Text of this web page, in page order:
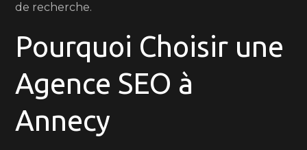
de recherche.
Pourquoi Choisir une
Agence SEO à
Annecy